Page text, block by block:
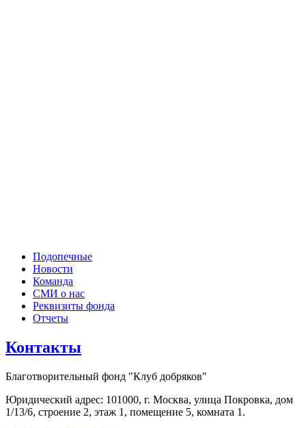
Подопечные
Новости
Команда
СМИ о нас
Реквизиты фонда
Отчеты
Контакты
Благотворительный фонд "Клуб добряков"
Юридический адрес: 101000, г. Москва, улица Покровка, дом
1/13/6, строение 2, этаж 1, помещение 5, комната 1.